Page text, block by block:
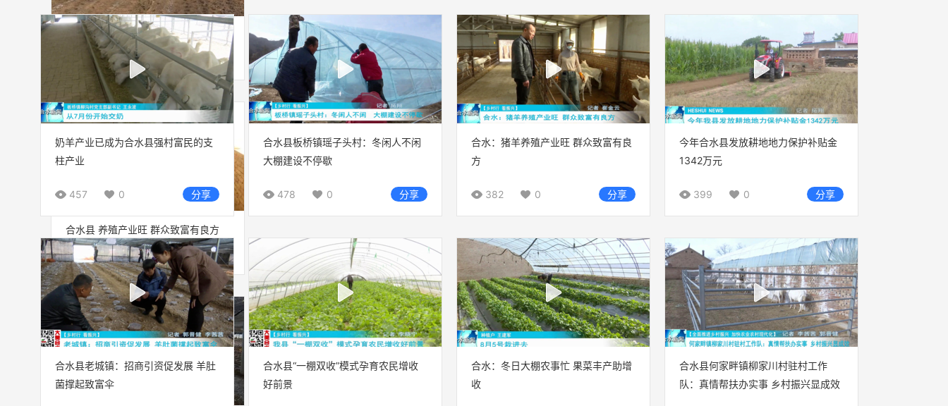
合水：富民产业蓬勃兴旺 助推乡村全
面振兴
合水县 养殖产业旺 群众致富有良方
奶羊产业已成为合水县强村富民的支
柱产业
457 0 分享
合水县板桥镇瑶子头村：冬闲人不闲
大棚建设不停歇
478 0 分享
合水：猪羊养殖产业旺 群众致富有良
方
382 0 分享
今年合水县发放耕地地力保护补贴金
1342万元
399 0 分享
合水县老城镇：招商引资促发展 羊肚
菌撑起致富伞
合水县“一棚双收”模式孕育农民增收
好前景
合水：冬日大棚农事忙 果菜丰产助增
收
合水县何家畔镇柳家川村驻村工作
队：真情帮扶办实事 乡村振兴显成效